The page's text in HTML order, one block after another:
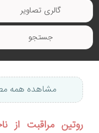
گالری تصاویر
جستجو
مشاهده همه
روتین مراقبت